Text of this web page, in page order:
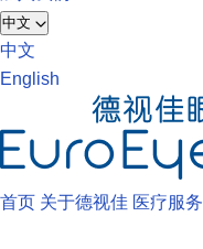
中文
中文
English
首页 关于德视佳 医疗服务